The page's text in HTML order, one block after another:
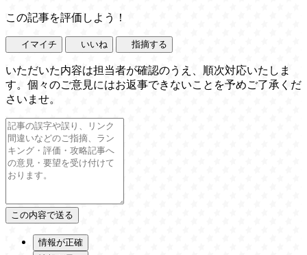
この記事を評価しよう！
イマイチ いいね 指摘する
いただいた内容は担当者が確認のうえ、順次対応いたしま
す。個々のご意見にはお返事できないことを予めご了承くだ
さいませ。
情報が正確